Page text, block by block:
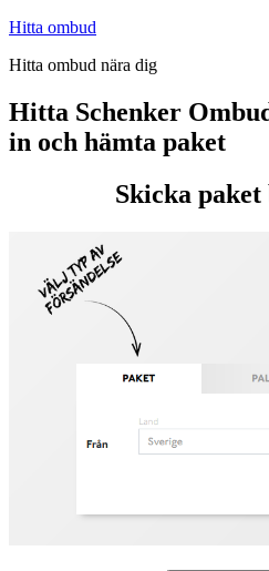
Hoppa
innehåll
Hitta ombud
Hitta ombud nära dig
Hitta Schenker
in och hämta paket
Skicka